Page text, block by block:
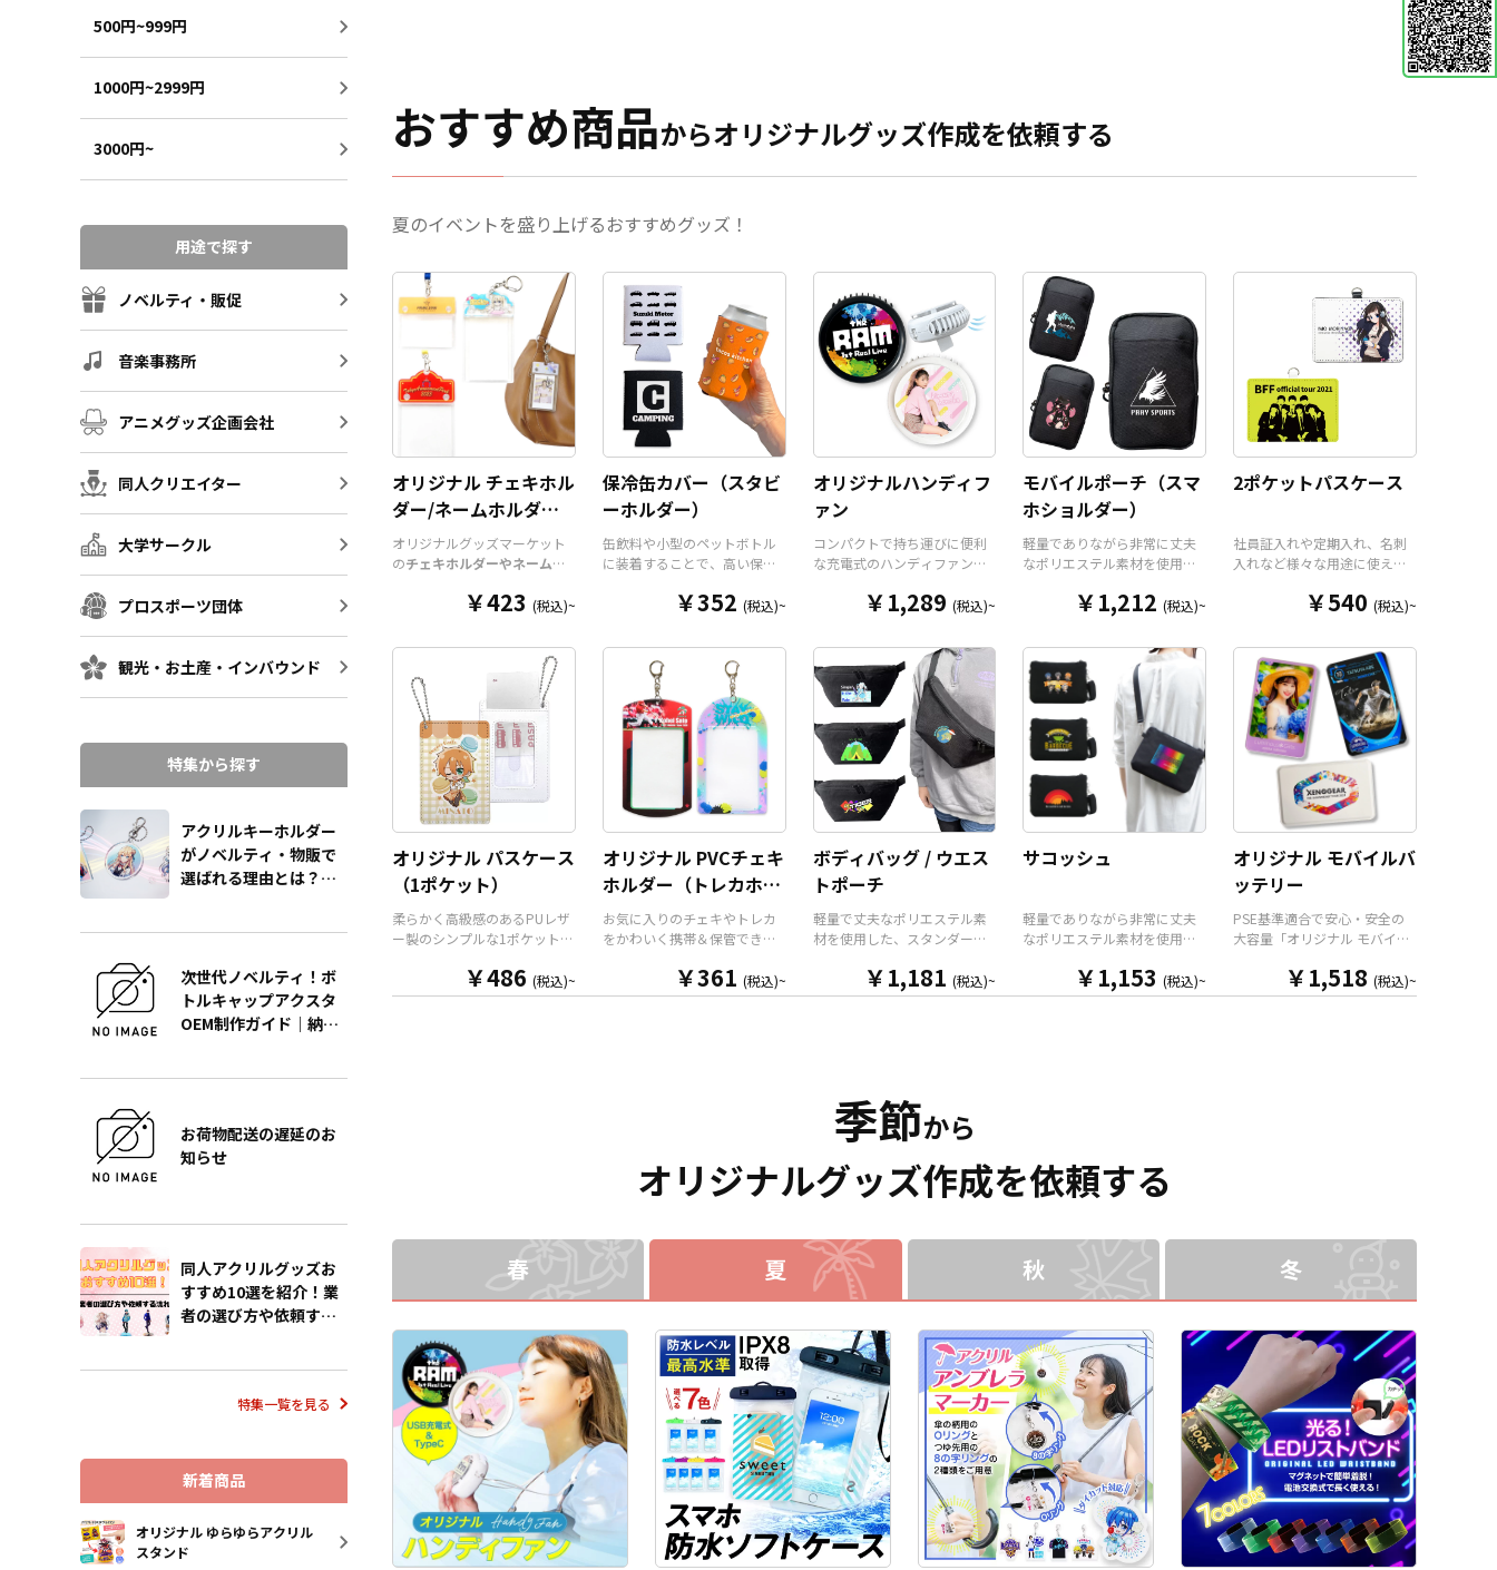
500円~999円
1000円~2999円
3000円~
用途で探す
ノベルティ・販促
音楽事務所
アニメグッズ企画会社
同人クリエイター
大学サークル
プロスポーツ団体
観光・お土産・インバウンド
特集から探す
アクリルキーホルダー
がノベルティ・物販で
選ばれる理由とは？販
次世代ノベルティ！ボ
トルキャップアクスタ
OEM制作ガイド｜納
お荷物配送の遅延のお
知らせ
同人アクリルグッズお
すすめ10選を紹介！業
者の選び方や依頼する
特集一覧を見る
新着商品
オリジナル ゆらゆらアクリル
スタンド
おすすめ商品からオリジナルグッズ作成を依頼する
夏のイベントを盛り上げるおすすめグッズ！
オリジナル チェキホル
ダー/ネームホルダー/
チケットホルダー
オリジナルグッズマーケット
のチェキホルダーやネームホ
アクリル部分とホルダーパー
そうでなかったオリジナルグ
です。透明度が高く美し
いアクリルのヘッダーパーツ
と、オリジナル
のチケットホ
ルダーやチェキホルダー、ネ
ームホルダーでオリジナルの
ホルダーはデザイン次第でど
んなシーンでもマッチしま
す。ヘッダー部分はダイカッ
トでデザインにあわせた自由
ます。また長さ調整と安全機
能が付いたネックストラップ
ョンでチャームを追加した
り、ストラップをキーホルダ
す。 アニメ、エンタメ、スポ
￥423 (税込)~
保冷缶カバー（スタビ
ーホルダー）
缶飲料や小型のペットボトル
に装着することで、高い保温
バー（スタビーホルダー）を
時は折り畳んで持ち運べるの
で、携帯性に優れています。
オールシーズンはもちろん、
さまざまなシーンで活躍する
アイテムです。本体のカラー
は全9色ご用意しておりますの
で、お客様のイメージやデザ
インに合わせてお選びいただ
けます。 国内の自社工場にて
印刷いたしますので、短納
です。グッズ制作の専門スタ
ッフがしっかりサポートいた
ましたらお気軽にご相談くだ
さい。
￥352 (税込)~
オリジナルハンディフ
ァン
コンパクトで持ち運びに便利
な充電式のハンディファン
ンにて製作いたします。携帯
に便利なコンパクトサイズの
扇風機で、重さは約110gと軽
量。風量は3段階に切り替えが
可能です。ネックストラップ
が付属しますので、「首掛け
扇風機」「卓上扇風機」「手
持ち扇風機」の3WAYで使用す
ることができます。 販売に必
要な資材も取り揃えておりま
すので、お客様にはデザイン
をご入稿いただくだけで商品
ができます。国内生産で小ロ
ットからの制作も承っており
わせください！
￥1,289(税込)~
モバイルポーチ（スマ
ホショルダー）
軽量でありながら非常に丈夫
なポリエステル素材を使用し
チ（スマホショルダー）で
す。オープンポケット1つにフ
ァスナーポケット2つのトリプ
ルポケットですので整理整頓
もしやすく、使いたいアイテ
ムをさっと取り出すことがで
きます。ショルダーポーチと
してだけでなく、カラビナ用
のループ（※カラビナ本体は
オプションとなります）とベ
ルトループを装備しています
ので、様々な用途に活躍いた
も使えるバランスの良いサイ
野外フェスやスポーツイベン
トなどの販促品はもちろん、
サートやライブイベントの物
承っておりますので、ご不明
点がありましたらお気軽にご
相談ください。
￥1,212(税込)~
2ポケットパスケース
社員証入れや定期入れ、名刺
入れなど様々な用途に使え
ケースをお客様がお持ちのオ
いたします。クリアポケット
と通常ポケットで2枚のカード
を収納することができ、ネッ
クストラップも標準装備。ア
ニメグッズやアーティストグ
ッズとしてはもちろん、企業
ロゴを入れたオリジナル社員
証ケースや、コンサート等の
スタッフパスケースとしても
最適です。販売に必要な資材
お客様にはデザインをご入稿
いただくだけでオリジナル商
とができます。 短納期・小ロ
ットでの対応も可能ですので
軽にご相談ください。
￥540 (税込)~
オリジナル パスケース
（1ポケット）
柔らかく高級感のあるPUレザ
ー製のシンプルな1ポケット仕
す。ケイオーが誇る高品質な
フルカラー印刷で、表面全面
スケースはプレゼントやギフ
トとしても人気が高く、老若
男女多くのエンドユーザー様
がターゲットになるアイテム
り揃えておりますので、お客
様にはデザインをご入稿いた
だくだけで、オリジナル商品
として販売することができま
す。国内生産で小ロットから
の制作も承っておりますの
で、お気軽にご相談くださ
￥486 (税込)~
オリジナル PVCチェキ
ホルダー（トレカホル
ダー）
お気に入りのチェキやトレカ
をかわいく携帯＆保管できる
ダー（トレカホルダー）」を
お客様のオリジナルデザイン
す。 キーホルダー付きなの
で、バッグやポーチに取り付
け、推しへの愛をさりげなく
す。 販売に必要な資材も取り
揃えておりますので、お客様
くだけでオリジナル商品とし
て販売していただくことがで
きます。国内生産で短納期、
小ロットからの制作も承って
おりますので、お気軽にご相
談ください。
￥361 (税込)~
ボディバッグ / ウエス
トポーチ
軽量で丈夫なポリエステル素
材を使用した、スタンダード
ッグ（ウエストポーチ）で
す。メインポケットはダブル
整できるので、男性・女性問
わずお使いいただけるユニセ
ックス商品となっておりま
ボディバッグ（ウエストポー
チ）はオリジナルデザインの
アーティストグッズなどのイ
ベントグッズとしても喜ばれ
ます。シンプルなロゴなどを
いれて販促品はもちろん記念
品としてもオススメです。販
売に必要な資材も取り揃えて
おりますので、お客様にはデ
ザインをご入稿いただくだけ
でオリジナル商品として販売
していただくことができま
す。 短納期・小ロットでの対
応も可能ですのでご不明点が
ありましたらお気軽にご相談
ください。
￥1,181(税込)~
サコッシュ
軽量でありながら非常に丈夫
なポリエステル素材を使用し
す。メンズもレディースも使
えるバランスの良いサイズ感
はもちろん、同人イベントで
の販売やコンサートやライブ
適です。販売に必要な資材も
取り揃えておりますので、お
客様にはデザインをご入稿い
ただくだけでオリジナル商品
ができます。 短納期・小ロッ
トでの対応も可能ですのでご
不明点がありましたらお気軽
にご相談ください。
￥1,153(税込)~
オリジナル モバイルバ
ッテリー
PSE基準適合で安心・安全の
大容量「オリジナル モバイル
ジナルデザインで制作いたし
ます。 モバイルバッテリー本
PSE（電気用品安全法）基準
適合製品で、加えて各種「安
全機能」搭載＆耐衝撃設計。
モバイルバイルバッテリーは
なった定番デジタルガジェッ
トですので、老若男女多くの
お客様をターゲットにできる
汎用性の高いオリジナルグッ
ズが制作できます。 専用のブ
リスターパッケージなど、販
売に必要な資材も取り揃えて
おりますので、お客様にはデ
ザインをご入稿いただくだけ
で、オリジナル商品として販
売することができます。お気
軽にご相談ください。
￥1,518 (税込)~
季節から
オリジナルグッズ作成を依頼する
春 夏 秋 冬